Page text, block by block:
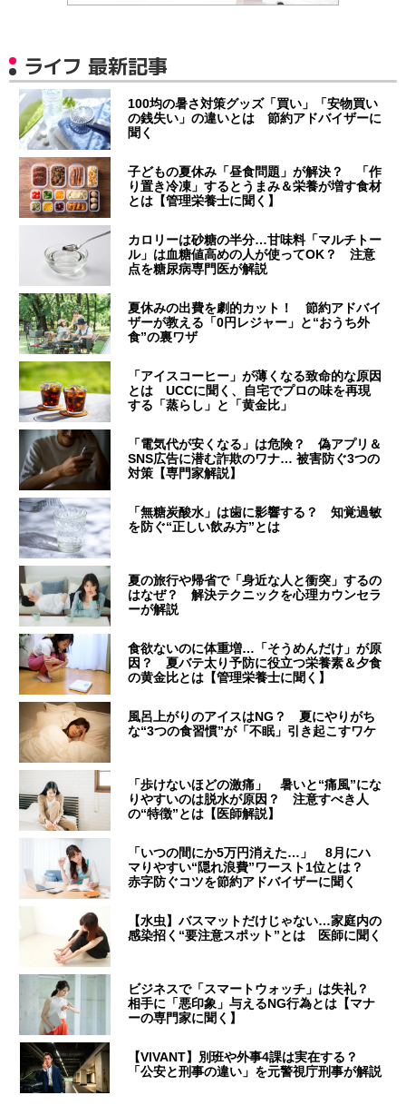
ライフ 最新記事
100均の暑さ対策グッズ「買い」「安物買い
の銭失い」の違いとは 節約アドバイザーに
聞く
子どもの夏休み「昼食問題」が解決？ 「作
り置き冷凍」するとうまみ＆栄養が増す食材
とは【管理栄養士に聞く】
カロリーは砂糖の半分…甘味料「マルチトー
ル」は血糖値高めの人が使ってOK？ 注意
点を糖尿病専門医が解説
夏休みの出費を劇的カット！ 節約アドバイ
ザーが教える「0円レジャー」と“おうち外
食”の裏ワザ
「アイスコーヒー」が薄くなる致命的な原因
とは UCCに聞く、自宅でプロの味を再現
する「蒸らし」と「黄金比」
「電気代が安くなる」は危険？ 偽アプリ＆
SNS広告に潜む詐欺のワナ… 被害防ぐ3つの
対策【専門家解説】
「無糖炭酸水」は歯に影響する？ 知覚過敏
を防ぐ“正しい飲み方”とは
夏の旅行や帰省で「身近な人と衝突」するの
はなぜ？ 解決テクニックを心理カウンセラ
ーが解説
食欲ないのに体重増…「そうめんだけ」が原
因？ 夏バテ太り予防に役立つ栄養素＆夕食
の黄金比とは【管理栄養士に聞く】
風呂上がりのアイスはNG？ 夏にやりがち
な“3つの食習慣”が「不眠」引き起こすワケ
「歩けないほどの激痛」 暑いと“痛風”にな
りやすいのは脱水が原因？ 注意すべき人
の“特徴”とは【医師解説】
「いつの間にか5万円消えた…」 8月にハ
マりやすい“隠れ浪費”ワースト1位とは？
赤字防ぐコツを節約アドバイザーに聞く
【水虫】バスマットだけじゃない…家庭内の
感染招く“要注意スポット”とは 医師に聞く
ビジネスで「スマートウォッチ」は失礼？
相手に「悪印象」与えるNG行為とは【マナ
ーの専門家に聞く】
【VIVANT】別班や外事4課は実在する？
「公安と刑事の違い」を元警視庁刑事が解説